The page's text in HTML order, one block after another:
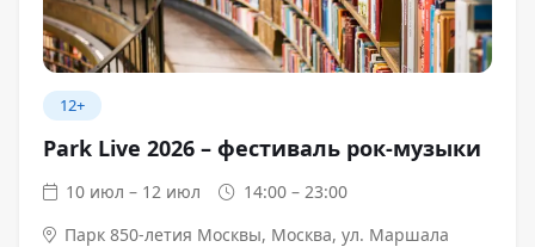
12+
Park Live 2026 – фестиваль рок-музыки
10 июл – 12 июл
14:00 – 23:00
Парк 850-летия Москвы, Москва, ул. Маршала